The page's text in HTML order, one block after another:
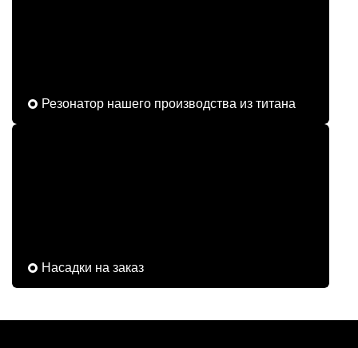
Резонатор нашего производства из титана
Насадки на заказ